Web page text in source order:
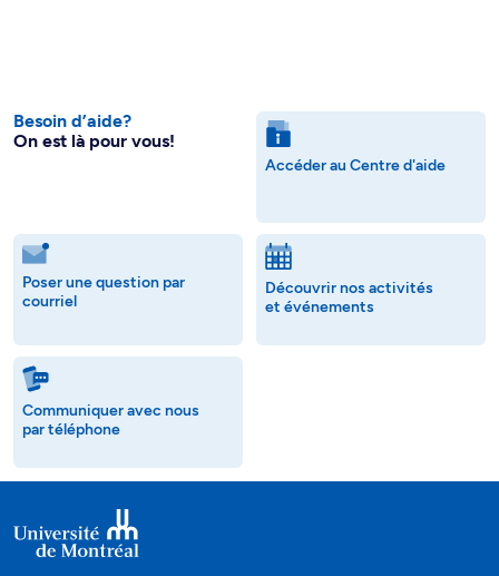
Besoin d’aide?
On est là pour vous!
Accéder au Centre d'aide
Poser une question par
courriel
Découvrir nos activités
et événements
Communiquer avec nous
par téléphone